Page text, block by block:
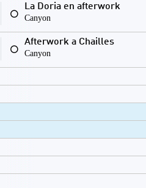
⚪
La Doria en afterwork
Canyon
⚪
Afterwork a Chailles
Canyon